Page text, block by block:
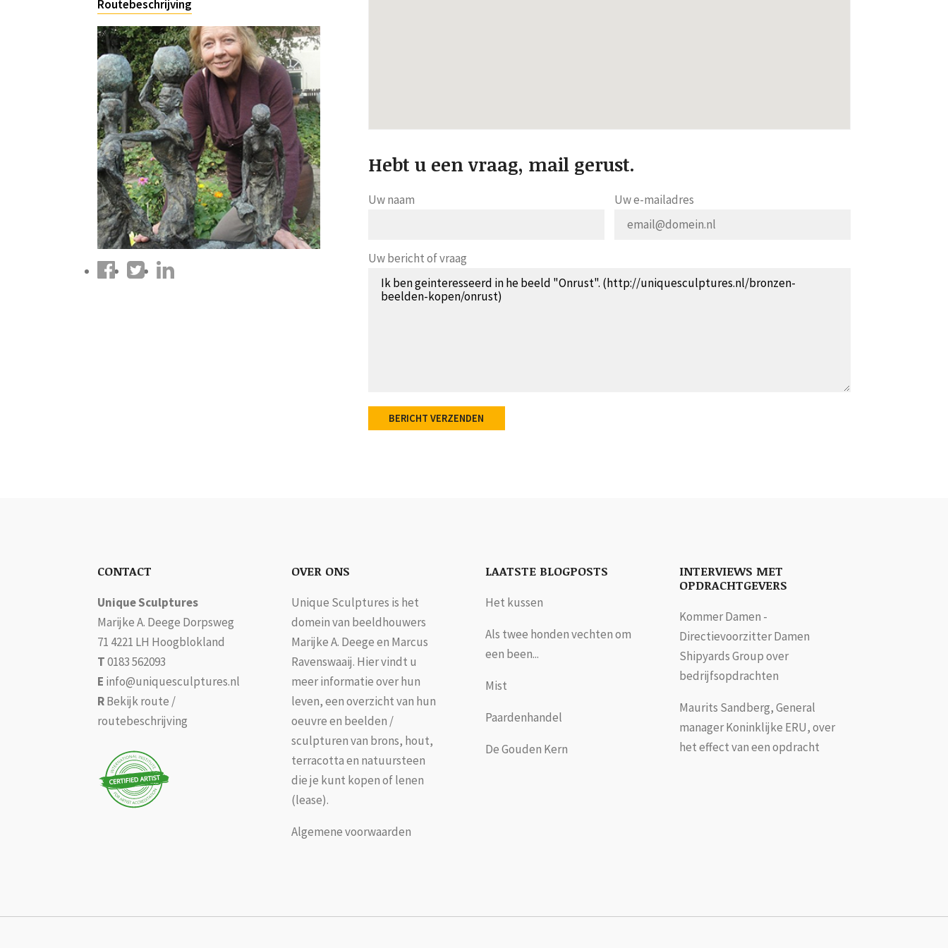
Routebeschrijving
Hebt u een vraag, mail gerust.
Uw naam Uw e-mailadres
Uw bericht of vraag
BERICHT VERZENDEN
CONTACT
Unique Sculptures
Marijke A. Deege Dorpsweg
71 4221 LH Hoogblokland
T0183 562093
E info@uniquesculptures.nl
RBekijk route /
routebeschrijving
OVER ONS
Unique Sculptures is het
domein van beeldhouwers
Marijke A. Deege en Marcus
Ravenswaaij. Hier vindt u
meer informatie over hun
leven, een overzicht van hun
oeuvre en beelden /
sculpturen van brons, hout,
terracotta en natuursteen
die je kunt kopen of lenen
(lease).
Algemene voorwaarden
LAATSTE BLOGPOSTS
Het kussen
Als twee honden vechten om
een been...
Mist
Paardenhandel
De Gouden Kern
INTERVIEWS MET
OPDRACHTGEVERS
Kommer Damen -
Directievoorzitter Damen
Shipyards Group over
bedrijfsopdrachten
Maurits Sandberg, General
manager Koninklijke ERU, over
het effect van een opdracht